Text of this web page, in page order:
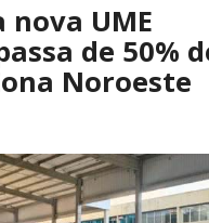
nova UME
de 50%
Noroeste